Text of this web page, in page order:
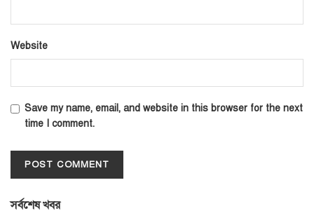
Website
Save my name, email, and website in this browser for the next
time I comment.
সর্বশেষ খবর